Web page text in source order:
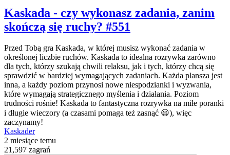
Kaskada - czy wykonasz zadania, zanim
skończą się ruchy? #551
Przed Tobą gra Kaskada, w której musisz wykonać zadania w
określonej liczbie ruchów. Kaskada to idealna rozrywka zarówno
dla tych, którzy szukają chwili relaksu, jak i tych, którzy chcą się
sprawdzić w bardziej wymagających zadaniach. Każda plansza jest
inna, a każdy poziom przynosi nowe niespodzianki i wyzwania,
które wymagają strategicznego myślenia i działania. Poziom
trudności rośnie! Kaskada to fantastyczna rozrywka na miłe poranki
i długie wieczory (a czasami pomaga też zasnąć 😃), więc
zaczynamy!
Kaskader
2 miesiące temu
21,597 zagrań